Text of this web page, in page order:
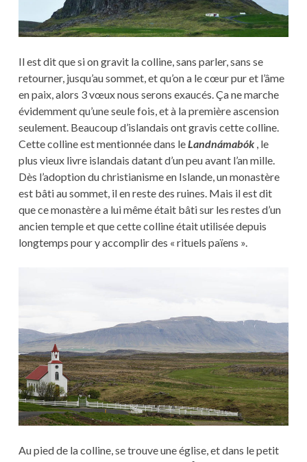
Il est dit que si on gravit la colline, sans parler, sans se
retourner, jusqu’au sommet, et qu’on a le cœur pur et l’âme
en paix, alors 3 vœux nous serons exaucés. Ça ne marche
évidemment qu’une seule fois, et à la première ascension
seulement. Beaucoup d’islandais ont gravis cette colline.
Cette colline est mentionnée dans leLandnámabók, le
plus vieux livre islandais datant d’un peu avant l’an mille.
Dès l’adoption du christianisme en Islande, un monastère
est bâti au sommet, il en reste des ruines. Mais il est dit
que ce monastère a lui même était bâti sur les restes d’un
ancien temple et que cette colline était utilisée depuis
longtemps pour y accomplir des « rituels païens ».
Au pied de la colline, se trouve une église, et dans le petit